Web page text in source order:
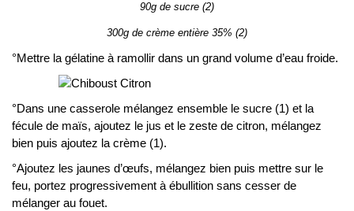
90g de sucre (2)
300g de crème entière 35% (2)
°Mettre la gélatine à ramollir dans un grand volume d’eau froide.
°Dans une casserole mélangez ensemble le sucre (1) et la
fécule de maïs, ajoutez le jus et le zeste de citron, mélangez
bien puis ajoutez la crème (1).
°Ajoutez les jaunes d’œufs, mélangez bien puis mettre sur le
feu, portez progressivement à ébullition sans cesser de
mélanger au fouet.